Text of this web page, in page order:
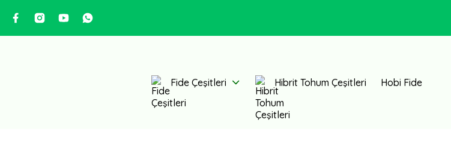
Fide Çeşitleri Hibrit Tohum Çeşitleri Hobi Fide